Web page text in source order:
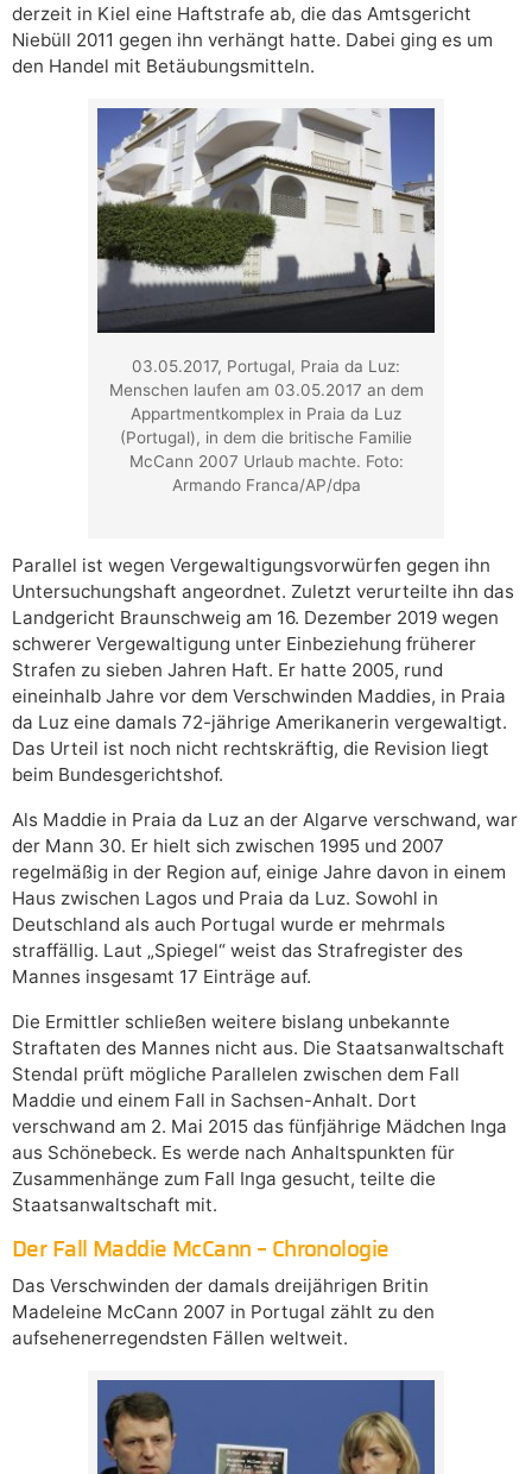
derzeit in Kiel eine Haftstrafe ab, die das Amtsgericht
Niebüll 2011 gegen ihn verhängt hatte. Dabei ging es um
den Handel mit Betäubungsmitteln.
03.05.2017, Portugal, Praia da Luz:
Menschen laufen am 03.05.2017 an dem
Appartmentkomplex in Praia da Luz
(Portugal), in dem die britische Familie
McCann 2007 Urlaub machte. Foto:
Armando Franca/AP/dpa
Parallel ist wegen Vergewaltigungsvorwürfen gegen ihn
Untersuchungshaft angeordnet. Zuletzt verurteilte ihn das
Landgericht Braunschweig am 16. Dezember 2019 wegen
schwerer Vergewaltigung unter Einbeziehung früherer
Strafen zu sieben Jahren Haft. Er hatte 2005, rund
eineinhalb Jahre vor dem Verschwinden Maddies, in Praia
da Luz eine damals 72-jährige Amerikanerin vergewaltigt.
Das Urteil ist noch nicht rechtskräftig, die Revision liegt
beim Bundesgerichtshof.
Als Maddie in Praia da Luz an der Algarve verschwand, war
der Mann 30. Er hielt sich zwischen 1995 und 2007
regelmäßig in der Region auf, einige Jahre davon in einem
Haus zwischen Lagos und Praia da Luz. Sowohl in
Deutschland als auch Portugal wurde er mehrmals
straffällig. Laut „Spiegel“ weist das Strafregister des
Mannes insgesamt 17 Einträge auf.
Die Ermittler schließen weitere bislang unbekannte
Straftaten des Mannes nicht aus. Die Staatsanwaltschaft
Stendal prüft mögliche Parallelen zwischen dem Fall
Maddie und einem Fall in Sachsen-Anhalt. Dort
verschwand am 2. Mai 2015 das fünfjährige Mädchen Inga
aus Schönebeck. Es werde nach Anhaltspunkten für
Zusammenhänge zum Fall Inga gesucht, teilte die
Staatsanwaltschaft mit.
Der Fall Maddie McCann – Chronologie
Das Verschwinden der damals dreijährigen Britin
Madeleine McCann 2007 in Portugal zählt zu den
aufsehenerregendsten Fällen weltweit.